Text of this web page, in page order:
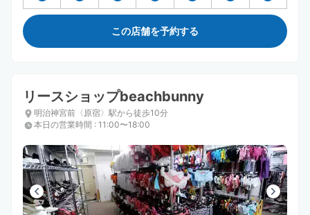
この店舗を予約する
リースショップbeachbunny
明治神宮前〈原宿〉駅から徒歩10分
本日の営業時間 : 11:00〜18:00